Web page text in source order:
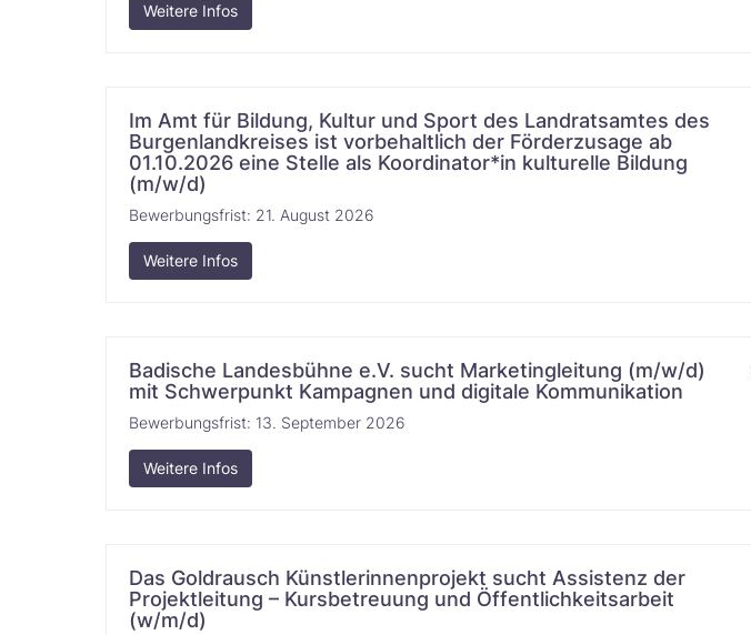
Weitere Infos
Im Amt für Bildung, Kultur und Sport des Landratsamtes des
Burgenlandkreises ist vorbehaltlich der Förderzusage ab
01.10.2026 eine Stelle als Koordinator*in kulturelle Bildung
(m/w/d) ‌‌​‌​‌‌​‌​‌​​‌‌​
Bewerbungsfrist: 21. August 2026
Weitere Infos
Badische Landesbühne e.V. sucht Marketingleitung (m/w/d)
mit Schwerpunkt Kampagnen und digitale Kommunikation​‌​‌‌​‌​​​‌‌‌‌
Bewerbungsfrist: 13. September 2026
Weitere Infos
Das Goldrausch Künstlerinnenprojekt sucht Assistenz der
Projektleitung – Kursbetreuung und Öffentlichkeitsarbeit
(w/m/d)​‌​‌‌​‌​​‌​​‌​